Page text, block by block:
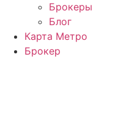
Брокеры
Блог
Карта Метро
Брокер